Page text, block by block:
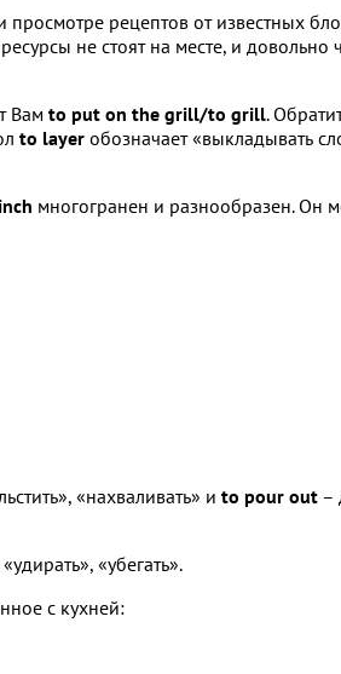
рецептов от известных
не стоят на месте, и довольно
Вам to put on the grill/to grill.
to layer обозначает «выкладывать
многогранен и разнообразен. Он
«нахваливать» и to pour out –
«убегать».
с кухней: